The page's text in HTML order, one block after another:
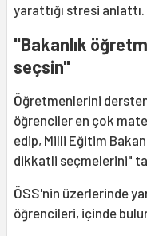
yarattığı stresi
"Bakanlık
seçsin"
Öğretmenlerini
öğrenciler en çok
edip, Milli Eğitim
dikkatli seçmelerini"
ÖSS'nin üzerlerinde
öğrencileri, içinde